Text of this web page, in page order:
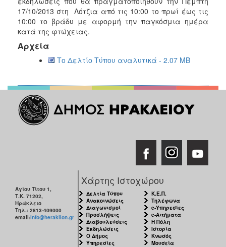
ΤΟΠΟΣ
ΠΟΛΙΤΙΣΜΟΣ
17/10/2013 στη Λότζια από τις 10:00 το πρωί έως τις
10:00 το βράδυ με αφορμή την παγκόσμια ημέρα
κατά της φτώχειας.
Αρχεία
Το Δελτίο Τύπου αναλυτικά - 2.07 MB
Αγίου Τίτου 1,
Τ.Κ. 71202,
Ηράκλειο
Τηλ.: 2813-409000
email:info@heraklion.gr
Χάρτης Ιστοχώρου
Δελτία Τύπου
Ανακοινώσεις
Διαγωνισμοί
Προσλήψεις
Διαβουλεύσεις
Εκδηλώσεις
Ο Δήμος
Υπηρεσίες
Κ.Ε.Π.
Τηλέφωνα
e-Υπηρεσίες
e-Αιτήματα
Η Πόλη
Ιστορία
Κνωσός
Μουσεία